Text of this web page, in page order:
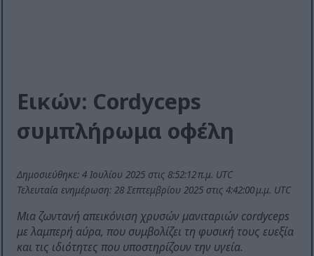
Εικών: Cordyceps
συμπλήρωμα οφέλη
Δημοσιεύθηκε: 4 Ιουλίου 2025 στις 8:52:12 π.μ. UTC
Τελευταία ενημέρωση: 28 Σεπτεμβρίου 2025 στις 4:42:00 μ.μ. UTC
Μια ζωντανή απεικόνιση χρυσών μανιταριών cordyceps
με λαμπερή αύρα, που συμβολίζει τη φυσική τους ευεξία
και τις ιδιότητες που υποστηρίζουν την υγεία.